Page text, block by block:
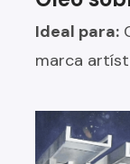
Ideal para:
marca